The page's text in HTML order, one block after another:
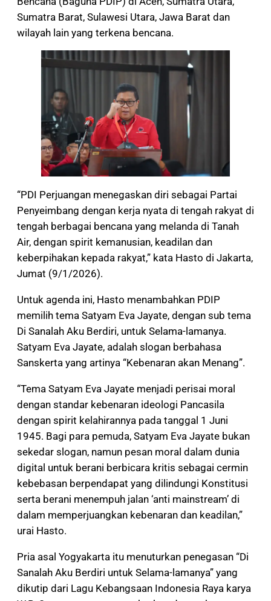
Sumatra Barat, Sulawesi Utara, Jawa Barat dan
wilayah lain yang terkena bencana.
“PDI Perjuangan menegaskan diri sebagai Partai
Penyeimbang dengan kerja nyata di tengah rakyat di
tengah berbagai bencana yang melanda di Tanah
Air, dengan spirit kemanusian, keadilan dan
keberpihakan kepada rakyat,” kata Hasto di Jakarta,
Jumat (9/1/2026).
Untuk agenda ini, Hasto menambahkan PDIP
memilih tema Satyam Eva Jayate, dengan sub tema
Di Sanalah Aku Berdiri, untuk Selama-lamanya.
Satyam Eva Jayate, adalah slogan berbahasa
Sanskerta yang artinya “Kebenaran akan Menang”.
“Tema Satyam Eva Jayate menjadi perisai moral
dengan standar kebenaran ideologi Pancasila
dengan spirit kelahirannya pada tanggal 1 Juni
1945. Bagi para pemuda, Satyam Eva Jayate bukan
sekedar slogan, namun pesan moral dalam dunia
digital untuk berani berbicara kritis sebagai cermin
kebebasan berpendapat yang dilindungi Konstitusi
serta berani menempuh jalan ‘anti mainstream’ di
dalam memperjuangkan kebenaran dan keadilan,”
urai Hasto.
Pria asal Yogyakarta itu menuturkan penegasan “Di
Sanalah Aku Berdiri untuk Selama-lamanya” yang
dikutip dari Lagu Kebangsaan Indonesia Raya karya